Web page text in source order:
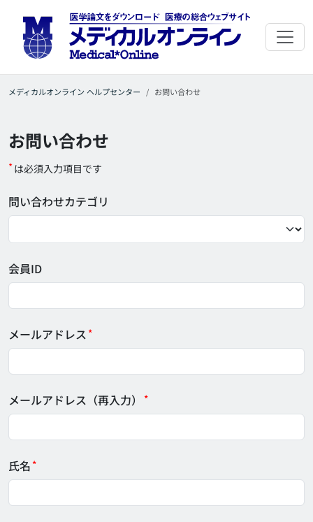
メディカルオンライン ヘルプセンター お問い合わせ
お問い合わせ
*は必須入力項目です
問い合わせカテゴリ
会員ID
メールアドレス *
メールアドレス（再入力） *
氏名 *